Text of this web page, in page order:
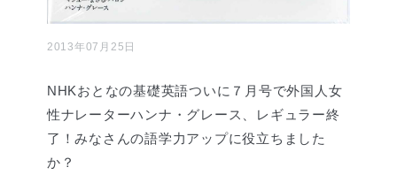
2013年07月25日
NHKおとなの基礎英語ついに７月号で外国人女
性ナレーターハンナ・グレース、レギュラー終
了！みなさんの語学力アップに役立ちました
か？